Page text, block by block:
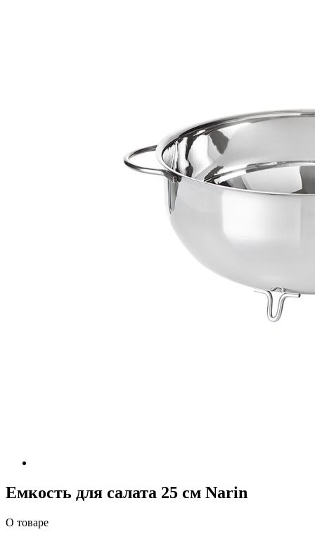
Емкость для салата 25 см Narin
О товаре